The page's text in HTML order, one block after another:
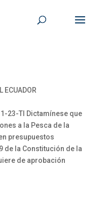
ECUADOR
23-TI Dictamínese que
a la Pesca de la
presupuestos
de la Constitución de la
de aprobación